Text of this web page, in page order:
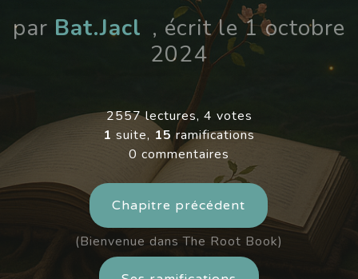
par Bat.Jacl , écrit le 1 octobre
2024
2557 lectures, 4 votes
1 suite, 15 ramifications
0 commentaires
Chapitre précédent
(Bienvenue dans The Root Book)